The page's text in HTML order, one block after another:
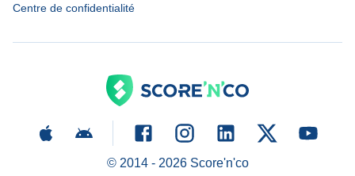
Centre de confidentialité
© 2014 - 2026Score'n'co